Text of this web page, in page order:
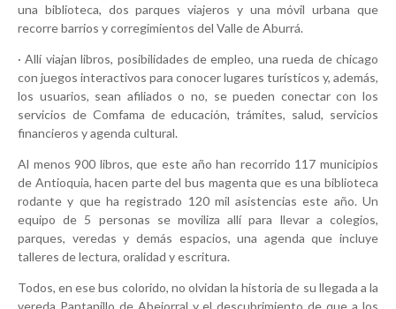
una biblioteca, dos parques viajeros y una móvil urbana que
recorre barrios y corregimientos del Valle de Aburrá.
· Allí viajan libros, posibilidades de empleo, una rueda de chicago
con juegos interactivos para conocer lugares turísticos y, además,
los usuarios, sean afiliados o no, se pueden conectar con los
servicios de Comfama de educación, trámites, salud, servicios
financieros y agenda cultural.
Al menos 900 libros, que este año han recorrido 117 municipios
de Antioquia, hacen parte del bus magenta que es una biblioteca
rodante y que ha registrado 120 mil asistencias este año. Un
equipo de 5 personas se moviliza allí para llevar a colegios,
parques, veredas y demás espacios, una agenda que incluye
talleres de lectura, oralidad y escritura.
Todos, en ese bus colorido, no olvidan la historia de su llegada a la